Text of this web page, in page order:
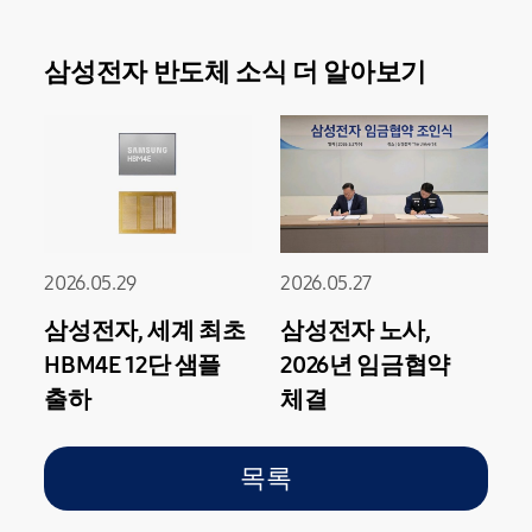
삼성전자 반도체 소식 더 알아보기
2026.05.29
삼성전자, 세계 최초
HBM4E 12단 샘플
출하
2026.05.27
삼성전자 노사,
2026년 임금협약
체결
목록